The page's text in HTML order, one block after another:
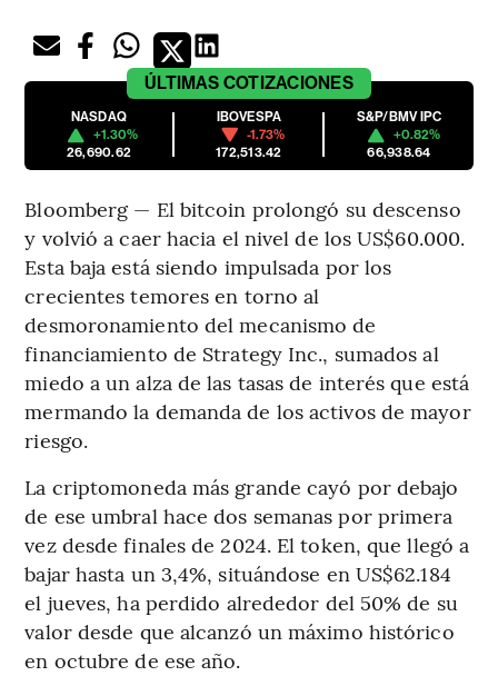
ÚLTIMAS COTIZACIONES
NASDAQ
+1.30%
26,690.62
IBOVESPA
-1.73%
172,513.42
S&P/BMV IPC
+0.82%
66,938.64
Bloomberg — El bitcoin prolongó su descenso
y volvió a caer hacia el nivel de los US$60.000.
Esta baja está siendo impulsada por los
crecientes temores en torno al
desmoronamiento del mecanismo de
financiamiento de Strategy Inc., sumados al
miedo a un alza de las tasas de interés que está
mermando la demanda de los activos de mayor
riesgo.
La criptomoneda más grande cayó por debajo
de ese umbral hace dos semanas por primera
vez desde finales de 2024. El token, que llegó a
bajar hasta un 3,4%, situándose en US$62.184
el jueves, ha perdido alrededor del 50% de su
valor desde que alcanzó un máximo histórico
en octubre de ese año.